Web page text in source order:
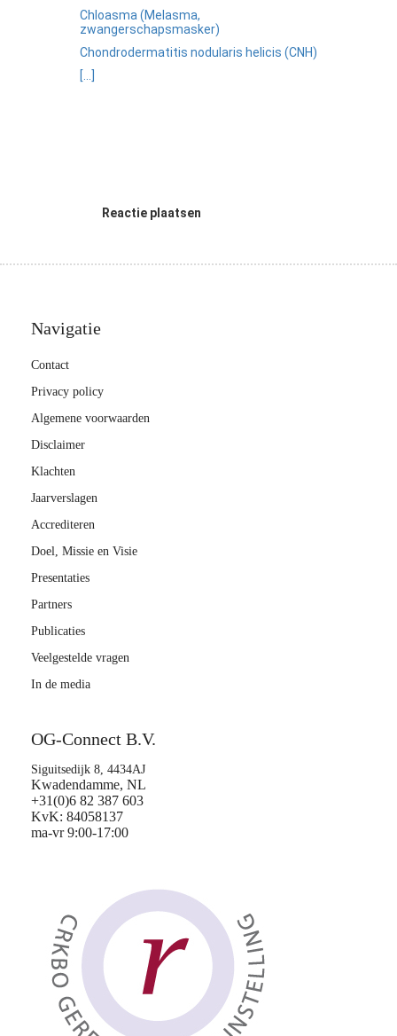
Chloasma (Melasma,
zwangerschapsmasker)
Chondrodermatitis nodularis helicis (CNH)
[...]
Reactie plaatsen
Navigatie
Contact
Privacy policy
Algemene voorwaarden
Disclaimer
Klachten
Jaarverslagen
Accrediteren
Doel, Missie en Visie
Presentaties
Partners
Publicaties
Veelgestelde vragen
In de media
OG-Connect B.V.
Siguitsedijk 8, 4434AJ
Kwadendamme, NL
+31(0)6 82 387 603
KvK: 84058137
ma-vr 9:00-17:00